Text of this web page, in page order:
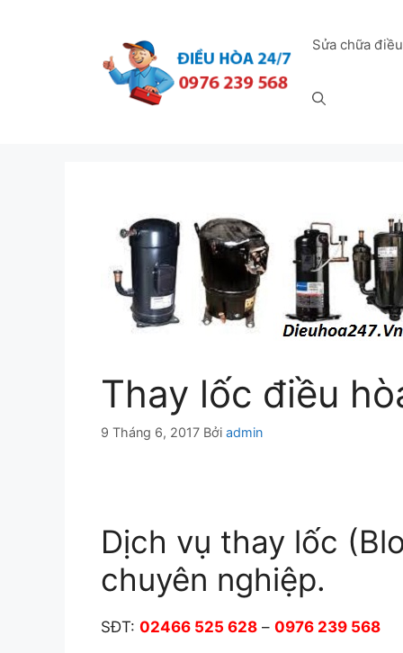
Sửa chữa
Thay lốc điều
9 Tháng 6, 2017 Bởi admin
Dịch vụ thay lốc
chuyên nghiệp.
SĐT: 02466 525 628 – 0976 239 568